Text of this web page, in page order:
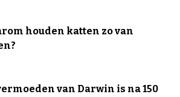
houden katten zo van
van Darwin is na 150